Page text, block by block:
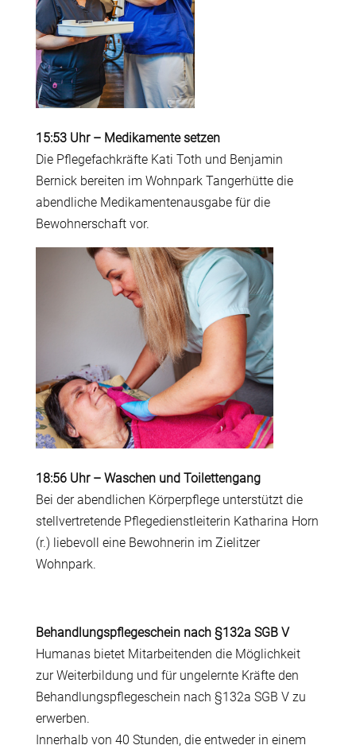
15:53 Uhr– Medikamente setzen
Die Pflegefachkräfte Kati Toth und Benjamin
Bernick bereiten im Wohnpark Tangerhütte die
abendliche Medikamentenausgabe für die
Bewohnerschaft vor.
18:56 Uhr– Waschen und Toilettengang
Bei der abendlichen Körperpflege unterstützt die
stellvertretende Pflegedienstleiterin Katharina Horn
(r.) liebevoll eine Bewohnerin im Zielitzer
Wohnpark.
Behandlungspflegeschein nach §132a SGB V
Humanas bietet Mitarbeitenden die Möglichkeit
zur Weiterbildung und für ungelernte Kräfte den
Behandlungspflegeschein nach §132a SGB V zu
erwerben.
Innerhalb von 40 Stunden, die entweder in einem